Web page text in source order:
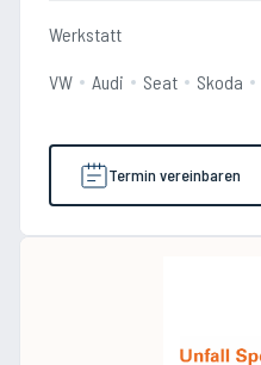
Werkstatt
VW Audi Seat Skoda
Termin vereinbaren